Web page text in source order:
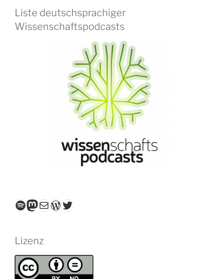
Liste deutschsprachiger
Wissenschaftspodcasts
Spotify
Mastodon
E-MailWordPress
Twitter
Lizenz